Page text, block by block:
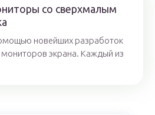
со сверхмалым
новейших разработок
экрана. Каждый из